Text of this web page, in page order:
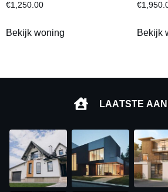
€1,250.00
Bekijk woning
€
Bekijk
LAATSTE